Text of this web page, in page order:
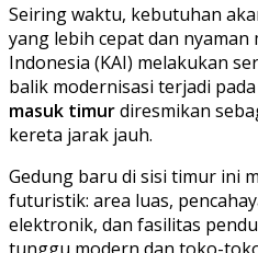
Seiring waktu, kebutuhan
yang lebih cepat dan nyaman
Indonesia (KAI) melakukan
balik modernisasi terjadi pada
masuk timurdiresmikan
kereta jarak jauh.
Gedung baru di sisi timur ini
futuristik: area luas,
elektronik, dan fasilitas